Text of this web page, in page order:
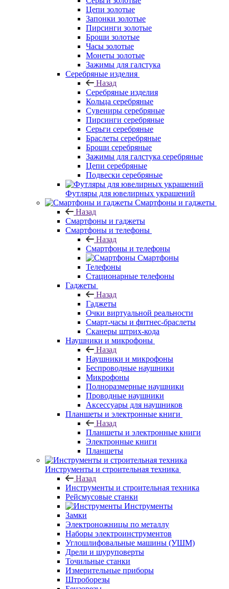
Цепи золотые
Запонки золотые
Пирсинги золотые
Броши золотые
Часы золотые
Монеты золотые
Зажимы для галстука
Серебряные изделия
Назад
Серебряные изделия
Кольца серебряные
Сувениры серебряные
Пирсинги серебряные
Серьги серебряные
Браслеты серебряные
Броши серебряные
Зажимы для галстука серебряные
Цепи серебряные
Подвески серебряные
Футляры для ювелирных украшений
Смартфоны и гаджеты
Назад
Смартфоны и гаджеты
Смартфоны и телефоны
Назад
Смартфоны и телефоны
Смартфоны
Телефоны
Стационарные телефоны
Гаджеты
Назад
Гаджеты
Очки виртуальной реальности
Смарт-часы и фитнес-браслеты
Сканеры штрих-кода
Наушники и микрофоны
Назад
Наушники и микрофоны
Беспроводные наушники
Микрофоны
Полноразмерные наушники
Проводные наушники
Аксессуары для наушников
Планшеты и электронные книги
Назад
Планшеты и электронные книги
Электронные книги
Планшеты
Инструменты и строительная техника
Назад
Инструменты и строительная техника
Рейсмусовые станки
Инструменты
Замки
Электроножницы по металлу
Наборы электроинструментов
Углошлифовальные машины (УШМ)
Дрели и шуруповерты
Точильные станки
Измерительные приборы
Штроборезы